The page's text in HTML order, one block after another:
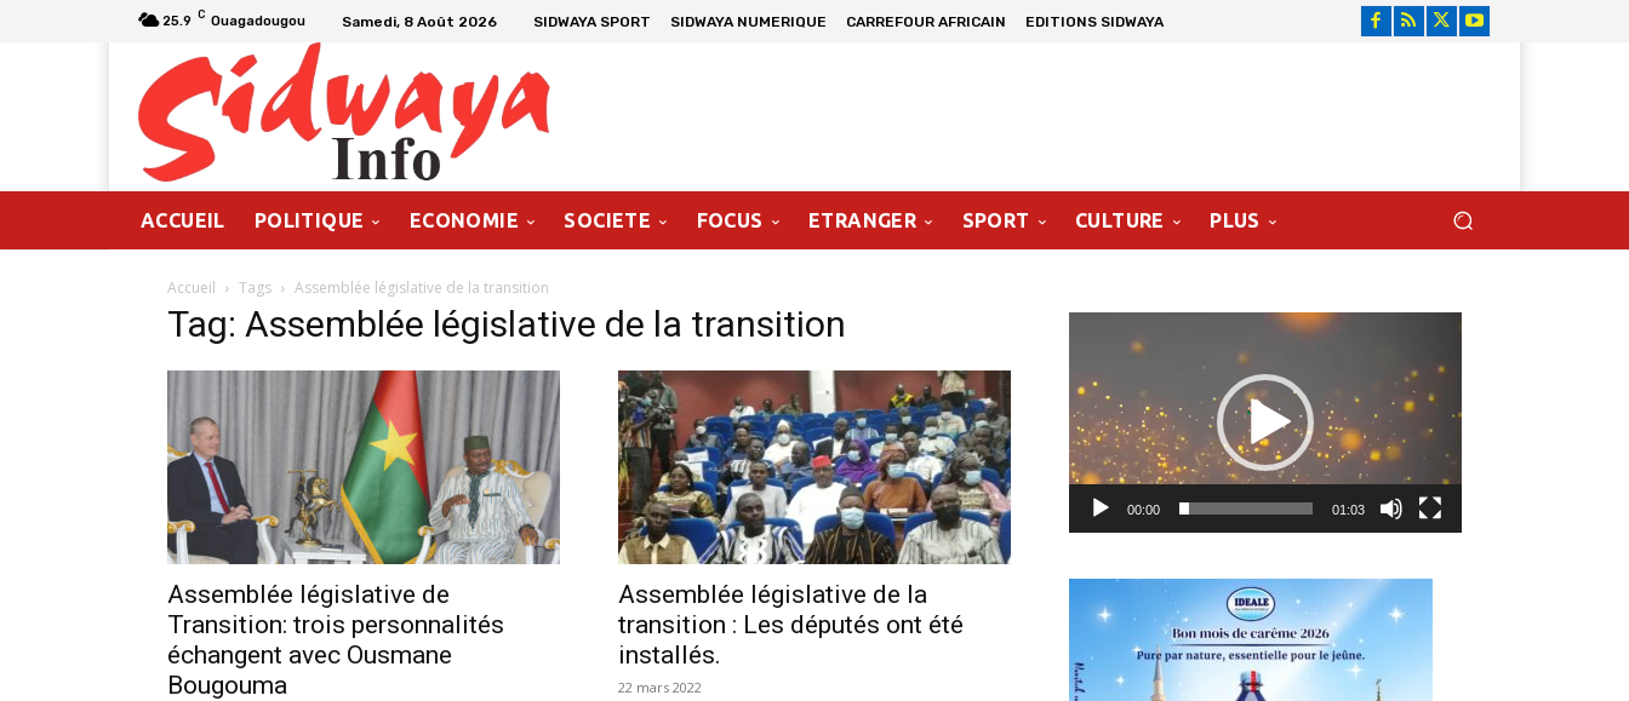
25.9 C Ouagadougou Samedi, 8 Août 2026 SIDWAYA SPORT SIDWAYA NUMERIQUE CARREFOUR AFRICAIN EDITIONS SIDWAYA
ACCUEIL POLITIQUE ECONOMIE SOCIETE FOCUS ETRANGER SPORT CULTURE PLUS
Accueil Tags Assemblée législative de la transition
Tag: Assemblée législative de la transition
Assemblée législative de
Transition: trois personnalités
échangent avec Ousmane
Bougouma
Assemblée législative de la
transition : Les députés ont été
installés.
22 mars 2022
00:00 01:03